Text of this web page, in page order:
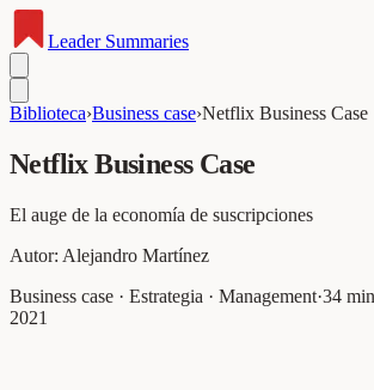
LeaderSummaries
Biblioteca›Business case›Netflix Business Case
Netflix Business Case
El auge de la economía de suscripciones
Autor: Alejandro Martínez
Business case · Estrategia · Management·34
2021